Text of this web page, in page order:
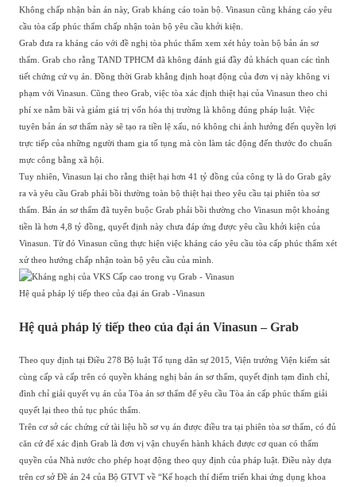
Không chấp nhận bản án này, Grab kháng cáo toàn bộ. Vinasun cũng kháng cáo yêu
cầu tòa cấp phúc thẩm chấp nhận toàn bộ yêu cầu khởi kiện.
Grab đưa ra kháng cáo với đề nghị tòa phúc thẩm xem xét hủy toàn bộ bản án sơ
thẩm. Grab cho rằng TAND TPHCM đã không đánh giá đầy đủ khách quan các tình
tiết chứng cứ vụ án. Đồng thời Grab khẳng định hoạt động của đơn vị này không vi
phạm với Vinasun. Cũng theo Grab, việc tòa xác định thiệt hại của Vinasun theo chi
phí xe nằm bãi và giảm giá trị vốn hóa thị trường là không đúng pháp luật. Việc
tuyên bản án sơ thẩm này sẽ tạo ra tiền lệ xấu, nó không chi ảnh hưởng đến quyền lợi
trực tiếp của những người tham gia tố tụng mà còn làm tác động đến thước đo chuẩn
mực công bằng xã hội.
Tuy nhiên, Vinasun lại cho rằng thiệt hại hơn 41 tỷ đồng của công ty là do Grab gây
ra và yêu cầu Grab phải bồi thường toàn bộ thiệt hại theo yêu cầu tại phiên tòa sơ
thẩm. Bản án sơ thẩm đã tuyên buộc Grab phải bồi thường cho Vinasun một khoảng
tiền là hơn 4,8 tỷ đồng, quyết định này chưa đáp ứng được yêu cầu khởi kiện của
Vinasun. Từ đó Vinasun cũng thực hiện việc kháng cáo yêu cầu tòa cấp phúc thẩm xét
xử theo hướng chấp nhận toàn bộ yêu cầu của mình.
Hệ quả pháp lý tiếp theo của đại án Grab -Vinasun
Hệ quả pháp lý tiếp theo của đại án Vinasun – Grab
Theo quy định tại Điều 278 Bộ luật Tố tụng dân sự 2015, Viện trưởng Viện kiểm sát
cùng cấp và cấp trên có quyền kháng nghị bản án sơ thẩm, quyết định tạm đình chỉ,
đình chỉ giải quyết vụ án của Tòa án sơ thẩm để yêu cầu Tòa án cấp phúc thẩm giải
quyết lại theo thủ tục phúc thẩm.
Trên cơ sở các chứng cứ tài liệu hồ sơ vụ án được điều tra tại phiên tòa sơ thẩm, có đủ
căn cứ để xác định Grab là đơn vị vận chuyển hành khách được cơ quan có thẩm
quyền của Nhà nước cho phép hoạt động theo quy định của pháp luật. Điều này dựa
trên cơ sở Đề án 24 của Bộ GTVT về “Kế hoạch thí điểm triển khai ứng dụng khoa